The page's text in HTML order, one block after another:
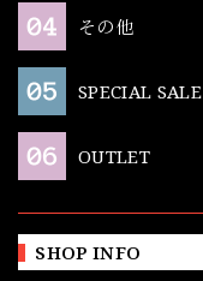
その他
SPECIAL SALE
OUTLET
SHOP INFO